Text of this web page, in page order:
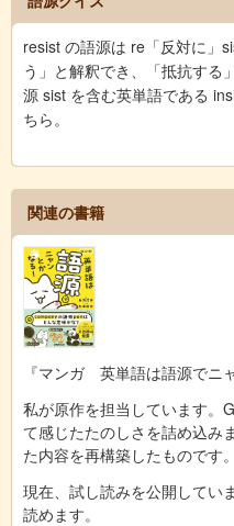
resist の語源は re「反対に」
う」と解釈でき、「抵抗する
源 sist を含む英単語である
ちら。
関連の書籍
『マンガ 英単語は語源でニ
私が原作を担当しています。
て感じたたのしさを詰め込み
た内容を再構築したものです。
現在、試し読みを公開してい
読めます。